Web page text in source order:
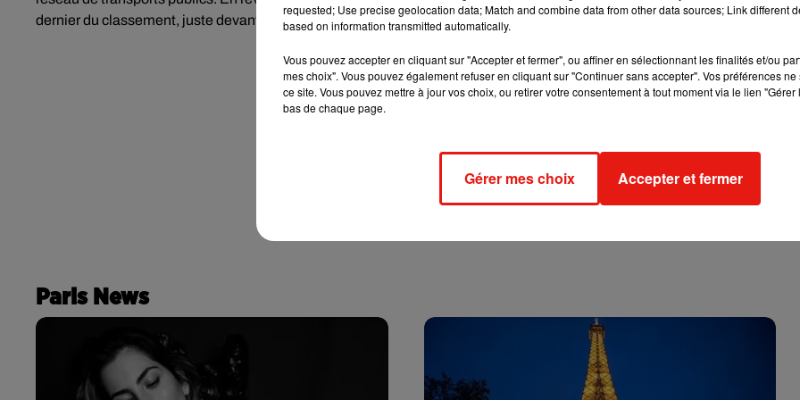
dernier du classement, juste devant Moscou.
Paris News
requested; Use precise geolocation data; Match and combine data from other data sources; Link different
based on information transmitted automatically.
Vous pouvez accepter en cliquant sur "Accepter et fermer", ou affiner en sélectionnant les finalités et/ou
mes choix". Vous pouvez également refuser en cliquant sur "Continuer sans accepter". Vos préférences
ce site. Vous pouvez mettre à jour vos choix, ou retirer votre consentement à tout moment via le lien
bas de chaque page.
Gérer mes choix Accepter et fermer